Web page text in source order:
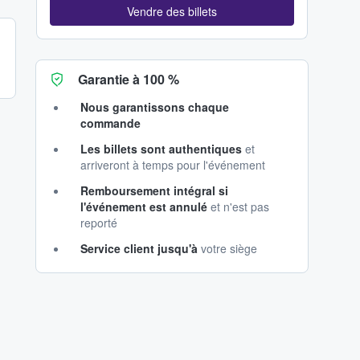
Vendre des billets
Garantie à 100 %
Nous garantissons chaque
commande
Les billets sont authentiques et
arriveront à temps pour l'événement
Remboursement intégral si
l'événement est annulé et n'est pas
reporté
Service client jusqu'à votre siège